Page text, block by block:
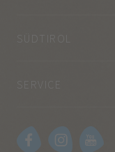
SÜDTIROL